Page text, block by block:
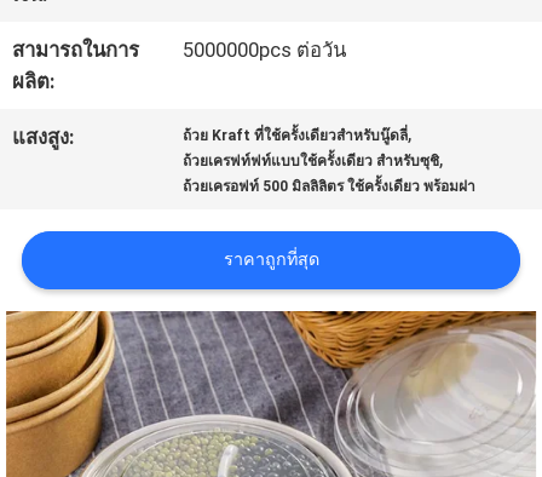
ขอ
ใบ
ราคา
แผนผัง
เว็บไซต์
สามารถในการ
ผลิต:
5000000pcs ต่อวัน
แสงสูง: ถ้วย Kraft ที่ใช้ครั้งเดียวสําหรับนู๊ดลี่,
ถ้วยเครฟท์ฟท์แบบใช้ครั้งเดียว สําหรับซุชิ,
ถ้วยเครอฟท์ 500 มิลลิลิตร ใช้ครั้งเดียว พร้อมฝา
ราคาถูกที่สุด